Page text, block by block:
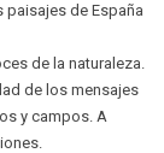
paisajes de España
de la naturaleza.
de los mensajes
y campos. A